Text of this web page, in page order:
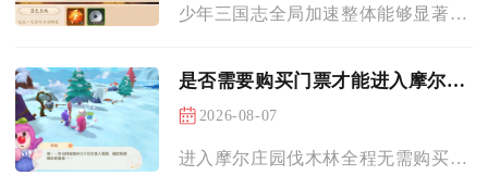
少年三国志全局加速整体能够显著提升多数玩家的游戏体验，但存在...
是否需要购买门票才能进入摩尔庄园伐木林
2026-08-07
进入摩尔庄园伐木林全程无需购买门票，无论是玩家专属家园伐木林...